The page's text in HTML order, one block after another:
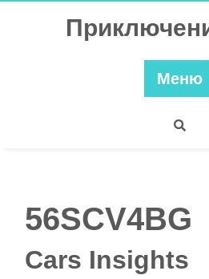
Меню
56SCV4BG
Cars Insights